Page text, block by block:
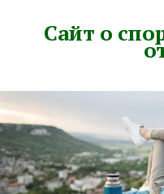
Сайт о